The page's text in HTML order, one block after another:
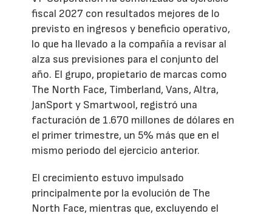
fiscal 2027 con resultados mejores de lo
previsto en ingresos y beneficio operativo,
lo que ha llevado a la compañía a revisar al
alza sus previsiones para el conjunto del
año. El grupo, propietario de marcas como
The North Face, Timberland, Vans, Altra,
JanSport y Smartwool, registró una
facturación de 1.670 millones de dólares en
el primer trimestre, un 5% más que en el
mismo periodo del ejercicio anterior.
El crecimiento estuvo impulsado
principalmente por la evolución de The
North Face, mientras que, excluyendo el